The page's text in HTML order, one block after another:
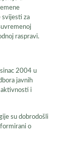
svijesti za
raspravi.
2004 u
javnih
aktivnosti i
su dobrodošli
o